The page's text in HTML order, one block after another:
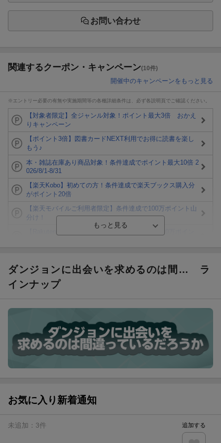
お問い合わせ
関連するクーポン・キャンペーン(10件)
開催中のキャンペーンをもっと見る
※エントリー必要の有無や実施期間等の各種詳細条件は、必ず各説明頁でご確認ください。
【対象者限定】全ジャンル対象！ポイント最大3倍 おかえ
りキャンペーン
【ポイント3倍】図書カードNEXT利用でお得に読書を楽し
もう♪
本・雑誌在庫あり商品対象！条件達成でポイント最大10倍 2
026/8/1-8/31
【楽天Kobo】初めての方！条件達成で楽天ブックス購入分
がポイント20倍
【楽天モバイルご利用者限定】条件達成で100万ポイント山
分け！
が当たる！
エントリー＆3,000円以上購入で無料データSIM（3GB/月プ
ラン）が当たる！
進呈
条件達成で楽天限定・宝塚歌劇 宙組貸切公演ペアチケット
が当たる
ダンジョンに出会いを求めるのは間…
ラ
インナップ
お気に入り新着通知
未追加： 3件 追加する